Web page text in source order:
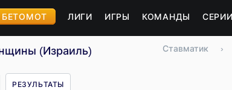
БЕТОМОТ ЛИГИ ИГРЫ КОМАНДЫ СЕРИИ
(Израиль) Ставматик ›
РЕЗУЛЬТАТЫ